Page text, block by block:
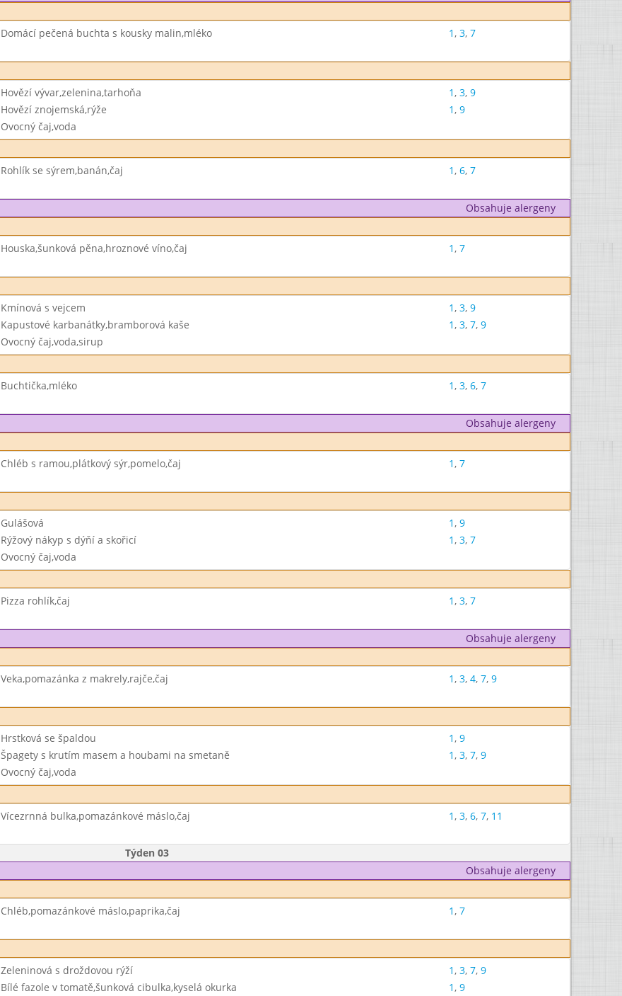
Domácí pečená buchta s kousky malin,mléko 1, 3, 7
Hovězí vývar,zelenina,tarhoňa 1, 3, 9
Hovězí znojemská,rýže 1, 9
Ovocný čaj,voda
Rohlík se sýrem,banán,čaj 1, 6, 7
Obsahuje alergeny
Houska,šunková pěna,hroznové víno,čaj 1, 7
Kmínová s vejcem 1, 3, 9
Kapustové karbanátky,bramborová kaše 1, 3, 7, 9
Ovocný čaj,voda,sirup
Buchtička,mléko 1, 3, 6, 7
Obsahuje alergeny
Chléb s ramou,plátkový sýr,pomelo,čaj 1, 7
Gulášová 1, 9
Rýžový nákyp s dýňí a skořicí 1, 3, 7
Ovocný čaj,voda
Pizza rohlík,čaj 1, 3, 7
Obsahuje alergeny
Veka,pomazánka z makrely,rajče,čaj 1, 3, 4, 7, 9
Hrstková se špaldou 1, 9
Špagety s krutím masem a houbami na smetaně 1, 3, 7, 9
Ovocný čaj,voda
Vícezrnná bulka,pomazánkové máslo,čaj 1, 3, 6, 7, 11
Týden 03
Obsahuje alergeny
Chléb,pomazánkové máslo,paprika,čaj 1, 7
Zeleninová s droždovou rýží 1, 3, 7, 9
Bílé fazole v tomatě,šunková cibulka,kyselá okurka 1, 9